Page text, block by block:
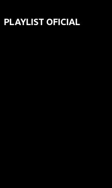
PLAYLIST OFICIAL